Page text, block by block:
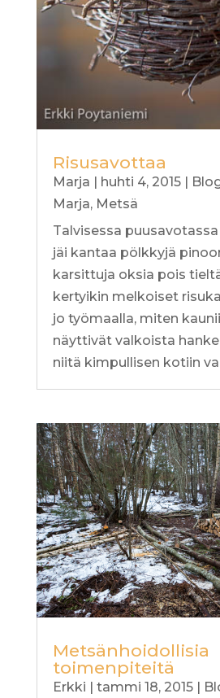
Risusavottaa
Marja | huhti 4, 2015|
Marja, Metsä
Talvisessa
jäi kantaa pölkkyjä
karsittuja oksia pois
kertyikin melkoiset
jo työmaalla, miten
näyttivät valkoista
niitä kimpullisen kotiin
Metsänhoidollisia
toimenpiteitä
Erkki | tammi 18, 2015|